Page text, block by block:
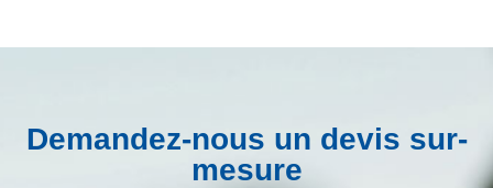
Demandez-nous un devis sur-
mesure